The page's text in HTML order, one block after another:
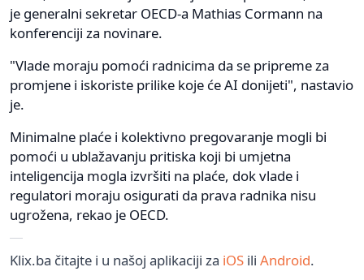
je generalni sekretar OECD-a Mathias Cormann na
konferenciji za novinare.
"Vlade moraju pomoći radnicima da se pripreme za
promjene i iskoriste prilike koje će AI donijeti", nastavio
je.
Minimalne plaće i kolektivno pregovaranje mogli bi
pomoći u ublažavanju pritiska koji bi umjetna
inteligencija mogla izvršiti na plaće, dok vlade i
regulatori moraju osigurati da prava radnika nisu
ugrožena, rekao je OECD.
Klix.ba čitajte i u našoj aplikaciji za iOS ili Android.